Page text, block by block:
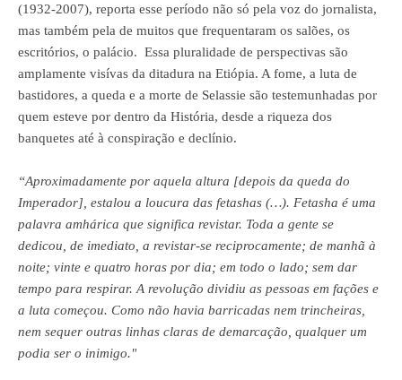
(1932-2007), reporta esse período não só pela voz do jornalista,
mas também pela de muitos que frequentaram os salões, os
escritórios, o palácio. Essa pluralidade de perspectivas são
amplamente visívas da ditadura na Etiópia. A fome, a luta de
bastidores, a queda e a morte de Selassie são testemunhadas por
quem esteve por dentro da História, desde a riqueza dos
banquetes até à conspiração e declínio.
“Aproximadamente por aquela altura [depois da queda do
Imperador], estalou a loucura das fetashas (…). Fetasha é uma
palavra amhárica que significa revistar. Toda a gente se
dedicou, de imediato, a revistar-se reciprocamente; de manhã à
noite; vinte e quatro horas por dia; em todo o lado; sem dar
tempo para respirar. A revolução dividiu as pessoas em fações e
a luta começou. Como não havia barricadas nem trincheiras,
nem sequer outras linhas claras de demarcação, qualquer um
podia ser o inimigo."